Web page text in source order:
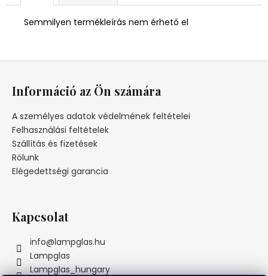
Semmilyen termékleírás nem érhető el
Információ az Ön számára
A személyes adatok védelmének feltételei
Felhasználási feltételek
Szállítás és fizetések
Rólunk
Elégedettségi garancia
Kapcsolat
info@lampglas.hu
Lampglas
Lampglas_hungary